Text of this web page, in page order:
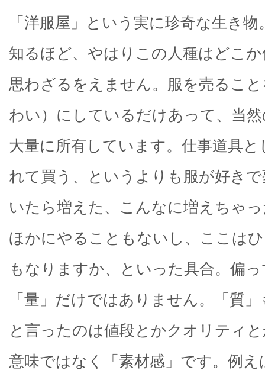
「洋服屋」という実に珍奇な生き
知るほど、やはりこの人種はどこ
思わざるをえません。服を売るこ
わい）にしているだけあって、当
大量に所有しています。仕事道具
れて買う、というよりも服が好き
いたら増えた、こんなに増えちゃ
ほかにやることもないし、ここは
もなりますか、といった具合。偏
「量」だけではありません。「質
と言ったのは値段とかクオリティ
意味ではなく「素材感」です。例